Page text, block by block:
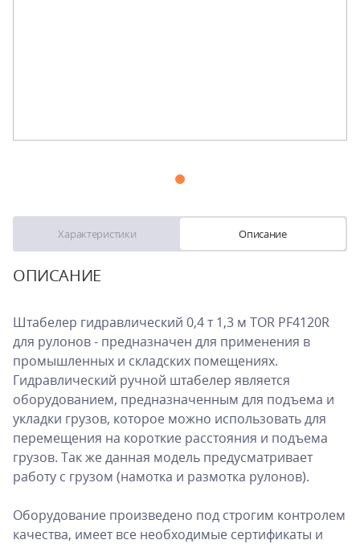
Характеристики Описание
ОПИСАНИЕ
Штабелер гидравлический 0,4 т 1,3 м TOR PF4120R
для рулонов - предназначен для применения в
промышленных и складских помещениях.
Гидравлический ручной штабелер является
оборудованием, предназначенным для подъема и
укладки грузов, которое можно использовать для
перемещения на короткие расстояния и подъема
грузов. Так же данная модель предусматривает
работу с грузом (намотка и размотка рулонов).
Оборудование произведено под строгим контролем
качества, имеет все необходимые сертификаты и